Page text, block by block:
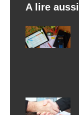
A lire aussi